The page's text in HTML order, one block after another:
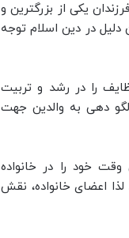
یکی از بزرگترین و
در دین اسلام توجه
را در رشد و تربیت
دهی به والدین جهت
خود را در خانواده
می‌کند لذا اعضای خانواده، نقش